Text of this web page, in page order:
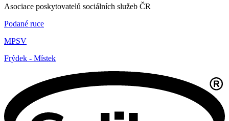
Asociace poskytovatelů sociálních služeb ČR
Podané ruce
MPSV
Frýdek - Místek